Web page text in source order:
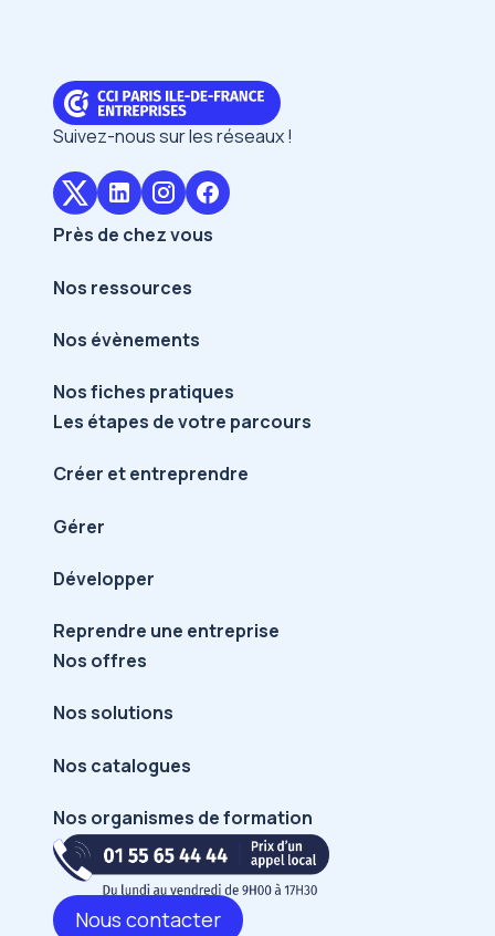
Suivez-nous sur les réseaux !
Près de chez vous
Nos ressources
Nos évènements
Nos fiches pratiques
Les étapes de votre parcours
Créer et entreprendre
Gérer
Développer
Reprendre une entreprise
Nos offres
Nos solutions
Nos catalogues
Nos organismes de formation
Nous contacter